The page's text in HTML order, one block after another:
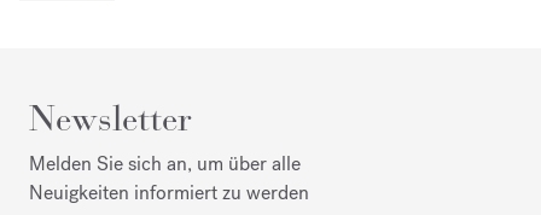
Newsletter
Melden Sie sich an, um über alle
Neuigkeiten informiert zu werden